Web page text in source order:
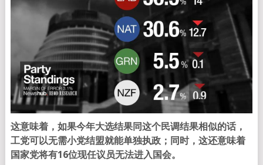
这意味着，如果今年大选结果同这个民调结果相似的话，
工党可以无需小党结盟就能单独执政；同时，这还意味着
国家党将有16位现任议员无法进入国会。